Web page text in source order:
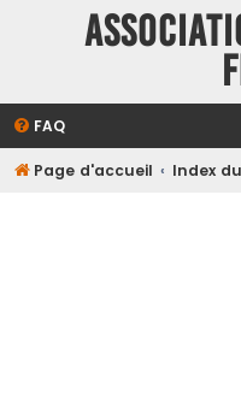
FAQ
Page d'accueil Index